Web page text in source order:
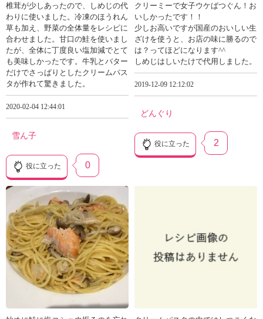
椎茸が少しあったので、しめじの代
わりに使いました。冷凍のほうれん
草も加え、野菜の全体量をレシピに
合わせました。甘口の鮭を使いまし
たが、全体に丁度良い塩加減でとて
も美味しかったです。牛乳とバター
だけでさっぱりとしたクリームパス
タが作れて驚きました。
2020-02-04 12:44:01
雪ん子
役に立った 0
クリーミーで女子ウケばつぐん！お
いしかったです！！
少しお高いですが国産のおいしい生
ざけを使うと、お店の味に勝るので
は？ってほどになります^^
しめじはしいたけで代用しました。
2019-12-09 12:12:02
どんぐり
役に立った 2